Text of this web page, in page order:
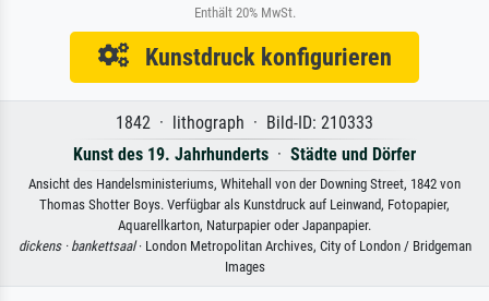
Enthält 20% MwSt.
Kunstdruck konfigurieren
1842 · lithograph · Bild-ID: 210333
Kunst des 19. Jahrhunderts · Städte und Dörfer
Ansicht des Handelsministeriums, Whitehall von der Downing Street, 1842 von
Thomas Shotter Boys. Verfügbar als Kunstdruck auf Leinwand, Fotopapier,
Aquarellkarton, Naturpapier oder Japanpapier.
dickens · bankettsaal· London Metropolitan Archives, City of London / Bridgeman
Images